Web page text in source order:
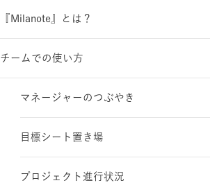
『Milanote』とは？
チームでの使い方
マネージャーのつぶやき
目標シート置き場
プロジェクト進行状況